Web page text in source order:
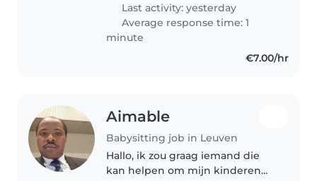
Last activity: yesterday
Average response time: 1
minute
€7.00/hr
Aimable
Babysitting job in Leuven
Hallo, ik zou graag iemand die
kan helpen om mijn kinderen